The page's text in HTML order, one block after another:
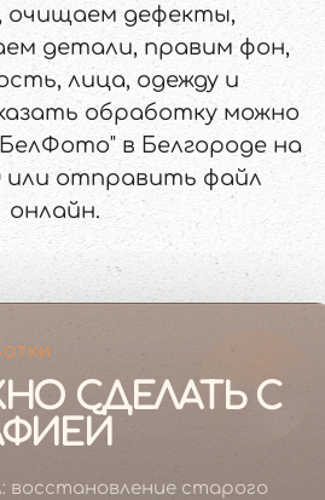
очищаем дефекты,
детали, правим фон,
лица, одежду и
обработку можно
в Белгороде на
или отправить файл
онлайн.
СДЕЛАТЬ С
восстановление старого